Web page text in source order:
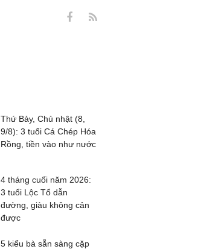
Thứ Bảy, Chủ nhật (8,
9/8): 3 tuổi Cá Chép Hóa
Rồng, tiền vào như nước
4 tháng cuối năm 2026:
3 tuổi Lộc Tổ dẫn
đường, giàu không cản
được
5 kiểu bà sẵn sàng cặp